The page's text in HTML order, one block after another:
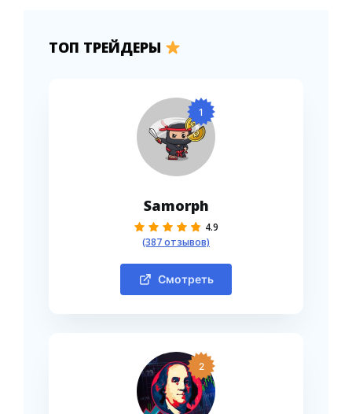
ТОП ТРЕЙДЕРЫ
1
Samorph
4.9
(387 отзывов)
Смотреть
2